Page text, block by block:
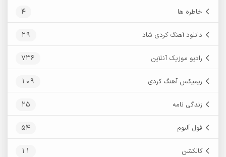
خاطره ها 4
دانلود آهنگ کردی شاد 29
رادیو موزیک آنلاین 736
ریمیکس آهنگ کردی 109
زندگی نامه 25
فول آلبوم 54
کالکشن 11